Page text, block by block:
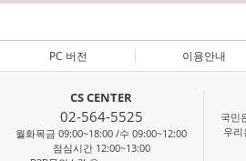
PC 버전 이용안내
CS CENTER
02-564-5525
월화목금 09:00~18:00 /수 09:00~12:00
점심시간 12:00~13:00
국민
우리